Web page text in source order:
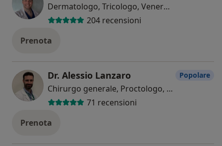
Dermatologo, Tricologo, Venereologo
204 recensioni
Prenota
Dr. Alessio Lanzaro
Chirurgo generale, Proctologo, Ecografista
71 recensioni
Popolare
Prenota